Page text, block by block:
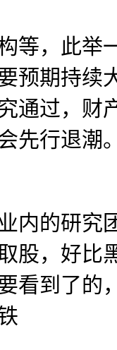
，此举
预期持续
通过，财
先行退潮
的研究
股，好比
看到了的